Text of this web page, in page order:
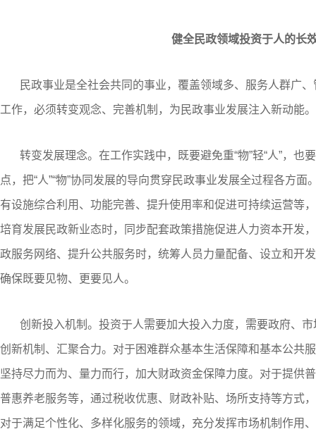
健全民政领域投资于人的长
民政事业是全社会共同的事业，覆盖领域多、服务人群广
工作，必须转变观念、完善机制，为民政事业发展注入新动能。
转变发展理念。在工作实践中，既要避免重“物”轻“人”，也
点，把“人”“物”协同发展的导向贯穿民政事业发展全过程各方
有设施综合利用、功能完善、提升使用率和促进可持续运营等
培育发展民政新业态时，同步配套政策措施促进人力资本开发
政服务网络、提升公共服务时，统筹人员力量配备、设立和开
确保既要见物、更要见人。
创新投入机制。投资于人需要加大投入力度，需要政府、
创新机制、汇聚合力。对于困难群众基本生活保障和基本公共
坚持尽力而为、量力而行，加大财政资金保障力度。对于提供
普惠养老服务等，通过税收优惠、财政补贴、场所支持等方式
对于满足个性化、多样化服务的领域，充分发挥市场机制作用